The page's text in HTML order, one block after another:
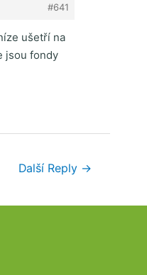
#641
ušetří na
jsou fondy
Další Reply →